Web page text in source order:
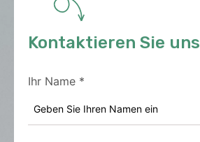
Kontaktieren Sie uns
Ihr Name *